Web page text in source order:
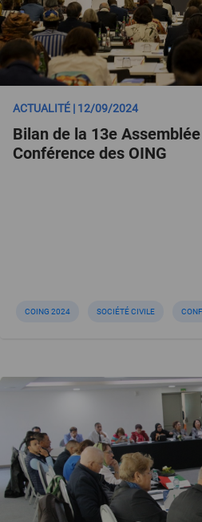
ACTUALITÉ | 12/09/2024
Bilan de la 13e
Conférence des OING
COING 2024 SOCIÉTÉ CIVILE